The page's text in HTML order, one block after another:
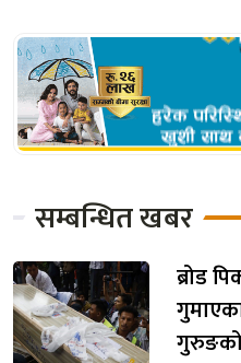
सम्बन्धित खबर
ब्रोड